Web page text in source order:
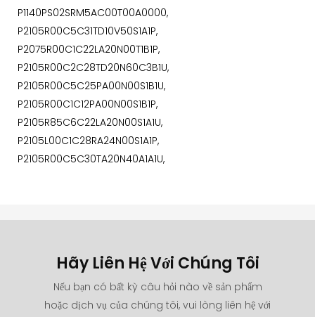
P1140PS02SRM5AC00T00A0000,
P2105R00C5C31TD10V50S1A1P,
P2075R00C1C22LA20N00T1B1P,
P2105R00C2C28TD20N60C3B1U,
P2105R00C5C25PA00N00S1B1U,
P2105R00C1C12PA00N00S1B1P,
P2105R85C6C22LA20N00S1A1U,
P2105L00C1C28RA24N00S1A1P,
P2105R00C5C30TA20N40A1A1U,
Hãy Liên Hệ Với Chúng Tôi
Nếu bạn có bất kỳ câu hỏi nào về sản phẩm
hoặc dịch vụ của chúng tôi, vui lòng liên hệ với